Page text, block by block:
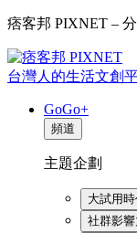
痞客邦 PIXNET –
台灣人的生活文創
GoGo+
頻道
主題企劃
大試用
社群影響